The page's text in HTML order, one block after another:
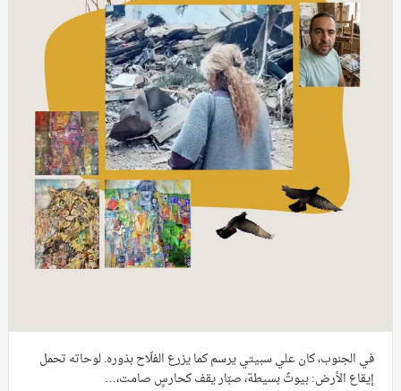
في الجنوب، كان علي سبيتي يرسم كما يزرع الفلّاح بذوره. لوحاته تحمل
إيقاع الأرض: بيوتٌ بسيطة، صبّار يقف كحارسٍ صامت،…